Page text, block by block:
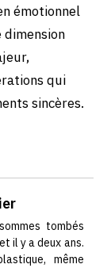
émotionnel
qui
sincères.
tombés
il y a deux ans.
même